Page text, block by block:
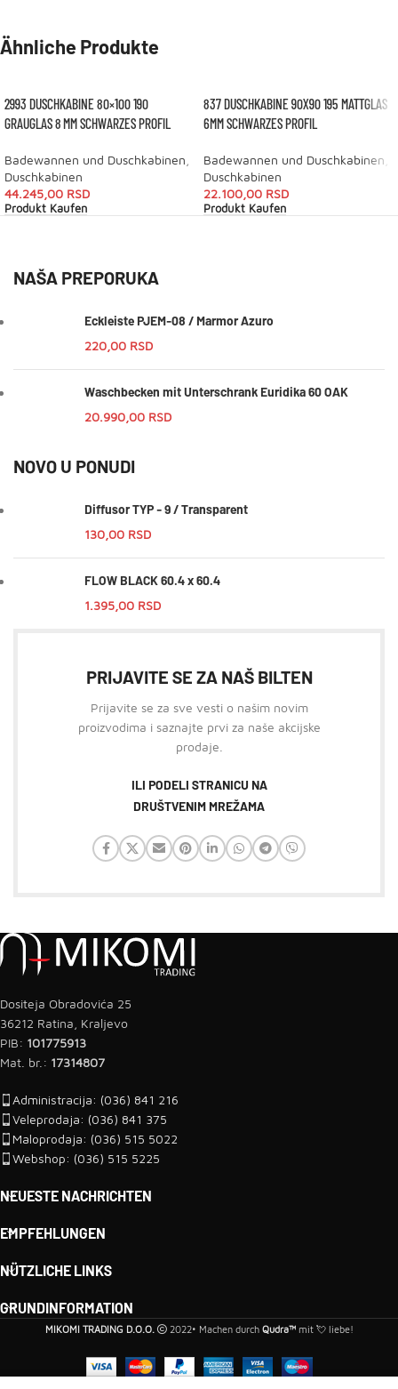
Ähnliche Produkte
2993 DUSCHKABINE 80×100 190
GRAUGLAS 8 MM SCHWARZES PROFIL
Badewannen und Duschkabinen
Duschkabinen
44.245,00 RSD
Produkt Kaufen
837 DUSCHKABINE 90X90 195 MATTGLAS
6MM SCHWARZES PROFIL
Badewannen und Duschkabinen
Duschkabinen
22.100,00 RSD
Produkt Kaufen
NAŠA PREPORUKA
Eckleiste PJEM-08 / Marmor Azuro
220,00 RSD
Waschbecken mit Unterschrank Euridika 60 OAK
20.990,00 RSD
NOVO U PONUDI
Diffusor TYP - 9 / Transparent
130,00 RSD
FLOW BLACK 60.4 x 60.4
1.395,00 RSD
PRIJAVITE SE ZA NAŠ BILTEN
Prijavite se za sve vesti o našim novim
proizvodima i saznajte prvi za naše akcijske
prodaje.
ILI PODELI STRANICU NA
DRUŠTVENIM MREŽAMA
Dositeja Obradovića 25
36212 Ratina, Kraljevo
PIB: 101775913
Mat. br.: 17314807
Administracija: (036) 841 216
Veleprodaja: (036) 841 375
Maloprodaja: (036) 515 5022
Webshop: (036) 515 5225
NEUESTE NACHRICHTEN
EMPFEHLUNGEN
NÜTZLICHE LINKS
GRUNDINFORMATION
MIKOMI TRADING D.O.O. 2022• Machen durch Qudra™mit 💘 liebe!